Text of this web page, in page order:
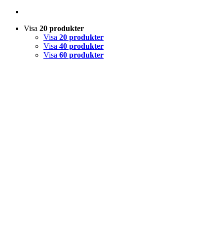
Visa 20 produkter
Visa 20 produkter
Visa 40 produkter
Visa 60 produkter